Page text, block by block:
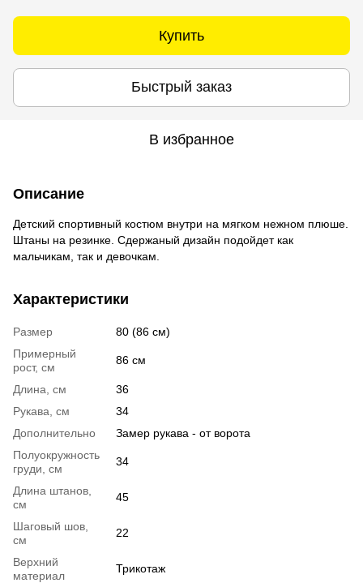
Купить
Быстрый заказ
В избранное
Описание
Детский спортивный костюм внутри на мягком нежном плюше.
Штаны на резинке. Сдержаный дизайн подойдет как
мальчикам, так и девочкам.
Характеристики
Размер
80 (86 см)
Примерный
рост, см
86 см
Длина, см
36
Рукава, см
34
Дополнительно
Замер рукава - от ворота
Полуокружность
груди, см
34
Длина штанов,
см
45
Шаговый шов,
см
22
Верхний
материал
Трикотаж